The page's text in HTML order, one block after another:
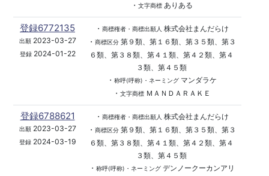
・ 文字商標ありある
登録6772135
出願2023-03-27
登録2024-01-22
・ 商標権者・商標出願人 株式会社まんだらけ
・ 商標区分第９類、第１６類、第３５類、第３
６類、第３８類、第４１類、第４２類、第４
３類、第４５類
・ 称呼(呼称)・ネーミングマンダラケ
・ 文字商標ＭＡＮＤＡＲＡＫＥ
登録6788621
出願2023-03-27
登録2024-03-19
・ 商標権者・商標出願人 株式会社まんだらけ
・ 商標区分第９類、第１６類、第３５類、第３
６類、第３８類、第４１類、第４２類、第４
３類、第４５類
・ 称呼(呼称)・ネーミングデンノークーカンアリ